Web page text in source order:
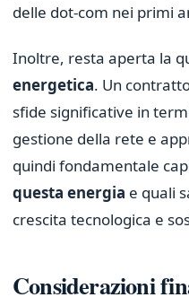
delle dot-com nei primi
Inoltre, resta aperta la
energetica. Un
sfide significative in
gestione della rete e
quindi fondamentale
questa energia e quali
crescita tecnologica e
Considerazioni